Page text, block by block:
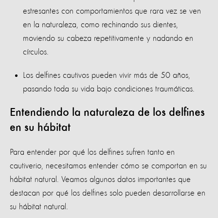
estresantes con comportamientos que rara vez se ven
en la naturaleza, como rechinando sus dientes,
moviendo su cabeza repetitivamente y nadando en
círculos.
Los delfines cautivos pueden vivir más de 50 años,
pasando toda su vida bajo condiciones traumáticas.
Entendiendo la naturaleza de los delfines
en su hábitat
Para entender por qué los delfines sufren tanto en
cautiverio, necesitamos entender cómo se comportan en su
hábitat natural. Veamos algunos datos importantes que
destacan por qué los delfines solo pueden desarrollarse en
su hábitat natural.